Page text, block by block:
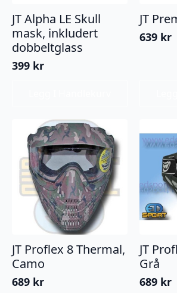
JT Alpha LE Skull
mask, inkludert
dobbeltglass
399 kr
JT
639 kr
JT Proflex 8 Thermal,
Camo
689 kr
JT
Grå
689 kr